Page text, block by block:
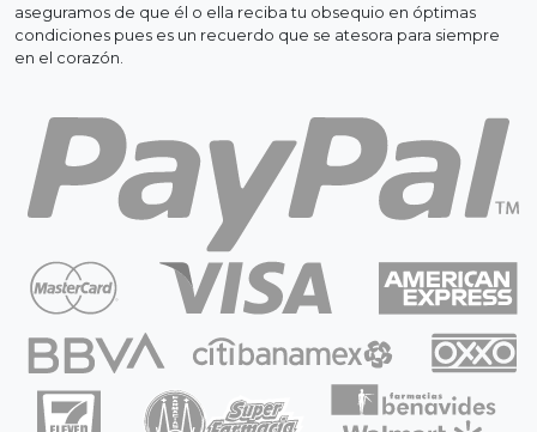
aseguramos de que él o ella reciba tu obsequio en óptimas
condiciones pues es un recuerdo que se atesora para siempre
en el corazón.